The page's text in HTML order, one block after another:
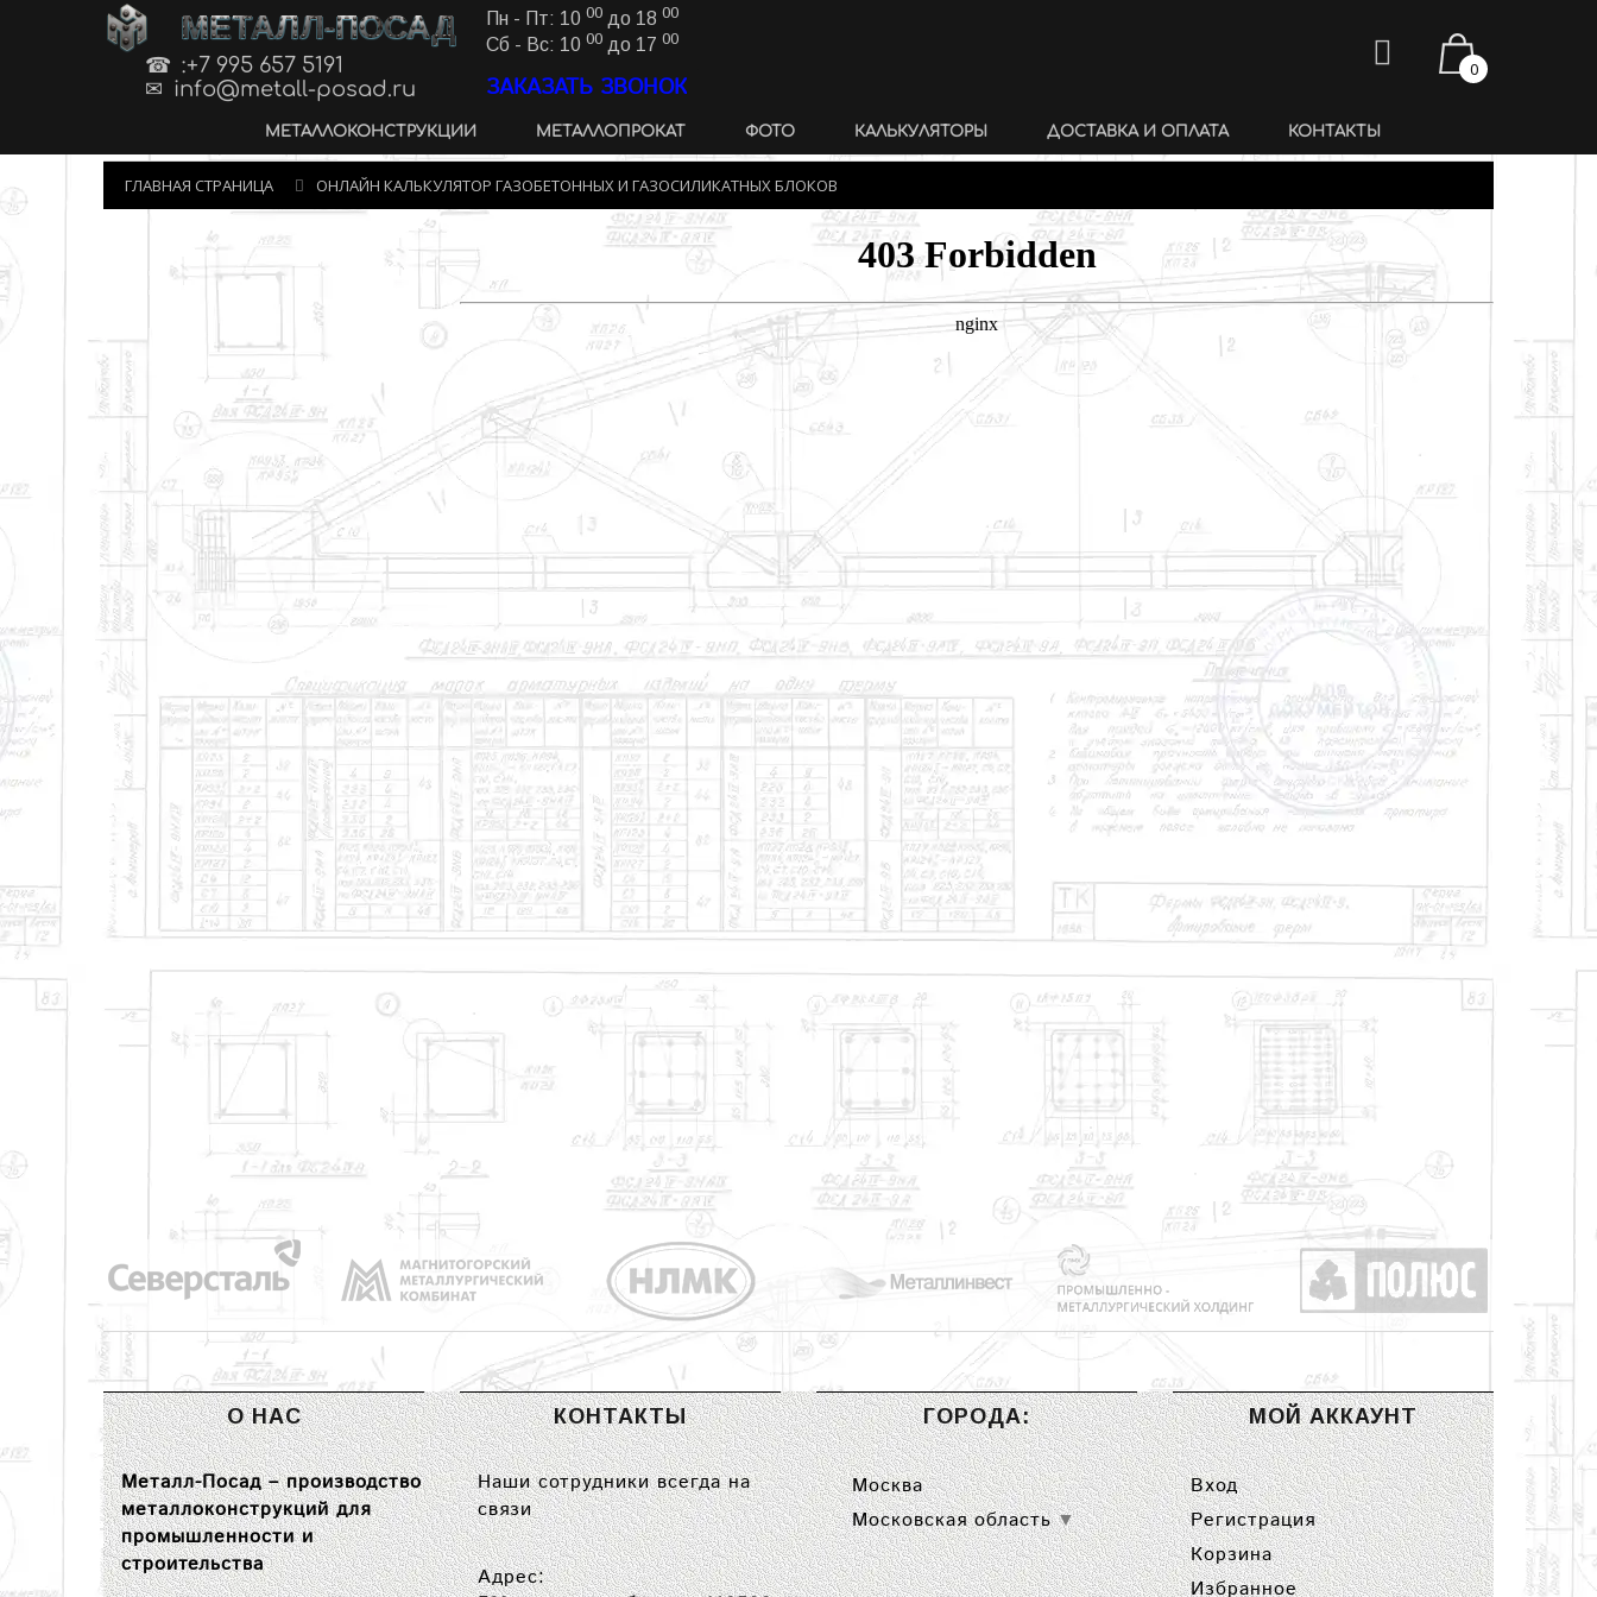
МЕТАЛЛ-ПОСАД
:+7 995 657 5191
info@metall-posad.ru
Пн - Пт: 10 00 до 18 00
Сб - Вс: 10 00 до 17 00
ЗАКАЗАТЬ ЗВОНОК
0
МЕТАЛЛОКОНСТРУКЦИИ МЕТАЛЛОПРОКАТ ФОТО КАЛЬКУЛЯТОРЫ ДОСТАВКА И ОПЛАТА КОНТАКТЫ
ГЛАВНАЯ СТРАНИЦА ОНЛАЙН КАЛЬКУЛЯТОР ГАЗОБЕТОННЫХ И ГАЗОСИЛИКАТНЫХ БЛОКОВ
О НАС
Металл-Посад – производство
металлоконструкций для
промышленности и
строительства
КОНТАКТЫ
Наши сотрудники всегда на
связи
Адрес:
ГОРОДА:
Москва
Московская область ▼
МОЙ АККАУНТ
Вход
Регистрация
Корзина
Избранное